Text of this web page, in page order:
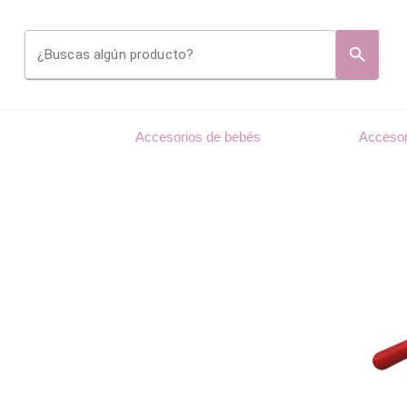
¿Buscas algún producto?
Accesorios de bebés